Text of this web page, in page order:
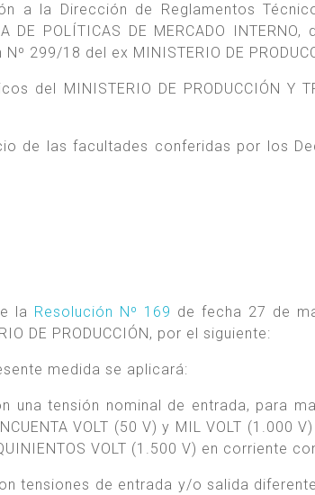
a la Dirección de Reglamentos
DE POLÍTICAS DE MERCADO
299/18 del ex MINISTERIO DE
del MINISTERIO DE PRODUCCIÓN Y
de las facultades conferidas por los
la Resolución Nº 169 de fecha 27 de
DE PRODUCCIÓN, por el siguiente:
medida se aplicará:
una tensión nominal de entrada, para
VOLT (50 V) y MIL VOLT (1.000
VOLT (1.500 V) en corriente
tensiones de entrada y/o salida